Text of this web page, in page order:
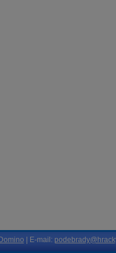
Domino | E-mail: